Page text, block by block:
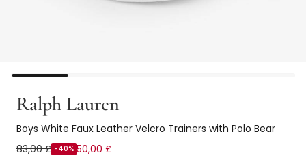
Ralph Lauren
Boys White Faux Leather Velcro Trainers with Polo Bear
83,00 £ -40% 50,00 £